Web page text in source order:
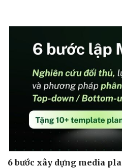
Hậu trường
6 bước xây dựng media